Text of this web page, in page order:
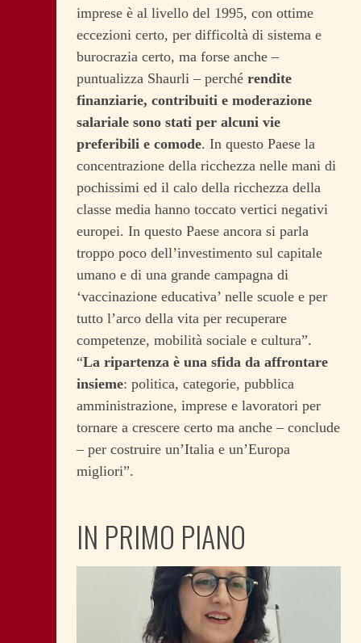
imprese è al livello del 1995, con ottime
eccezioni certo, per difficoltà di sistema e
burocrazia certo, ma forse anche –
puntualizza Shaurli – perché rendite
finanziarie, contribuiti e moderazione
salariale sono stati per alcuni vie
preferibili e comode. In questo Paese la
concentrazione della ricchezza nelle mani di
pochissimi ed il calo della ricchezza della
classe media hanno toccato vertici negativi
europei. In questo Paese ancora si parla
troppo poco dell’investimento sul capitale
umano e di una grande campagna di
‘vaccinazione educativa’ nelle scuole e per
tutto l’arco della vita per recuperare
competenze, mobilità sociale e cultura”.
“La ripartenza è una sfida da affrontare
insieme: politica, categorie, pubblica
amministrazione, imprese e lavoratori per
tornare a crescere certo ma anche – conclude
– per costruire un’Italia e un’Europa
migliori”.
IN PRIMO PIANO